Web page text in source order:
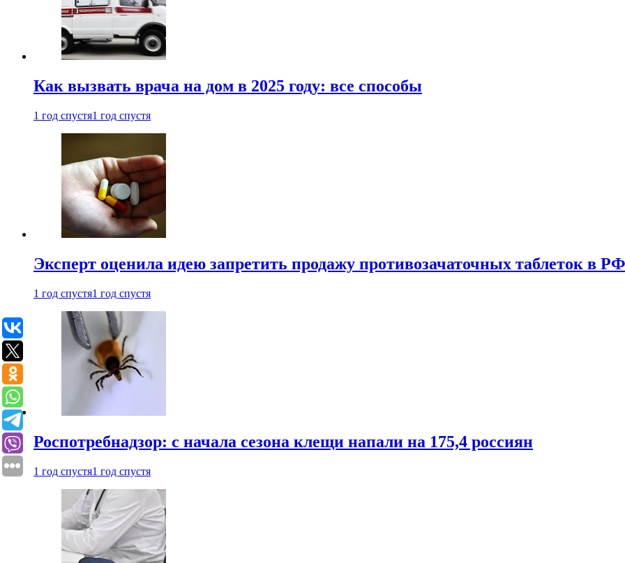
Как вызвать врача на дом в 2025 году: все способы
1 год спустя1 год спустя
Эксперт оценила идею запретить продажу противозачаточных таблеток в РФ
1 год спустя1 год спустя
Роспотребнадзор: с начала сезона клещи напали на 175,4 россиян
1 год спустя1 год спустя